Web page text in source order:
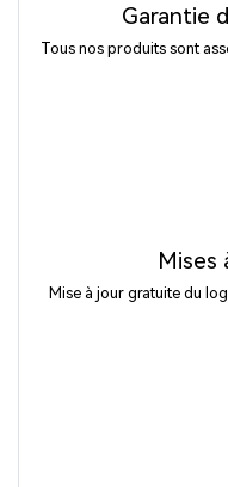
Garantie
Tous nos produits sont
Mises
Mise à jour gratuite du